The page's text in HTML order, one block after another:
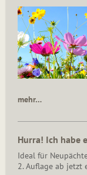
mehr…
Hurra! Ich habe
Ideal für
2. Auflage ab jetzt